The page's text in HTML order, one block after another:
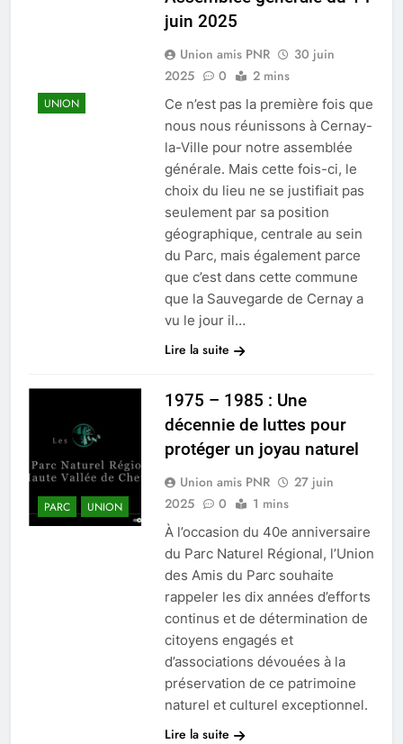
UNION
juin 2025
Union amis PNR
30 juin
2025
0 2 mins
Ce n’est pas la première fois que
nous nous réunissons à Cernay-
la-Ville pour notre assemblée
générale. Mais cette fois-ci, le
choix du lieu ne se justifiait pas
seulement par sa position
géographique, centrale au sein
du Parc, mais également parce
que c’est dans cette commune
que la Sauvegarde de Cernay a
vu le jour il…
Lire la suite
PARC UNION
1975 – 1985 : Une
décennie de luttes pour
protéger un joyau naturel
Union amis PNR
27 juin
2025
0 1 mins
À l’occasion du 40e anniversaire
du Parc Naturel Régional, l’Union
des Amis du Parc souhaite
rappeler les dix années d’efforts
continus et de détermination de
citoyens engagés et
d’associations dévouées à la
préservation de ce patrimoine
naturel et culturel exceptionnel.
Lire la suite